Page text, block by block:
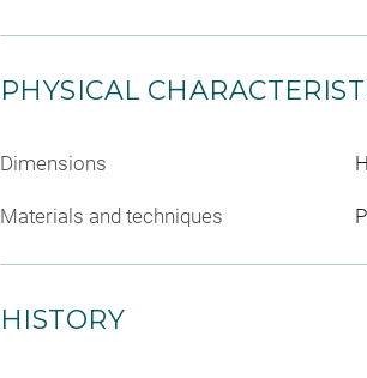
PHYSICAL
Dimensions
Materials and techniques
HISTORY